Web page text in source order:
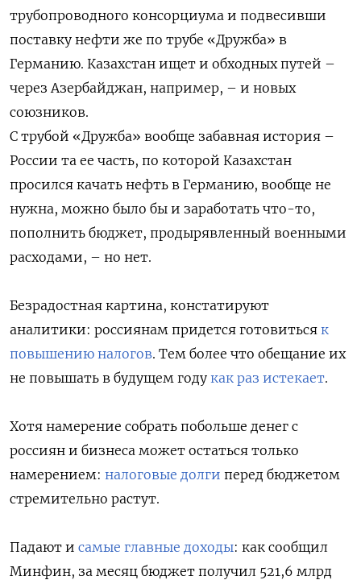
трубопроводного консорциума и подвесивши
поставку нефти же по трубе «Дружба» в
Германию. Казахстан ищет и обходных путей –
через Азербайджан, например, – и новых
союзников.
С трубой «Дружба» вообще забавная история –
России та ее часть, по которой Казахстан
просился качать нефть в Германию, вообще не
нужна, можно было бы и заработать что-то,
пополнить бюджет, продырявленный военными
расходами, – но нет.
Безрадостная картина, констатируют
аналитики: россиянам придется готовиться к
повышению налогов. Тем более что обещание их
не повышать в будущем году как раз истекает.
Хотя намерение собрать побольше денег с
россиян и бизнеса может остаться только
намерением: налоговые долги перед бюджетом
стремительно растут.
Падают и самые главные доходы: как сообщил
Минфин, за месяц бюджет получил 521,6 млрд